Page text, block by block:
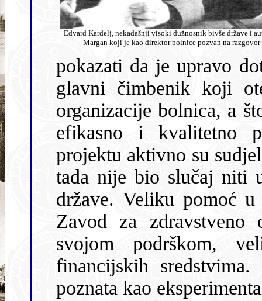
Edvard Kardelj, nekadašnji visoki dužnosnik bivše države i autor teksta dr. Ivan
Margan koji je kao direktor
pokazati da je upravo dotadašnje financiranje bolničke službe
glavni čimbenik koji otežava potrebne
organizacije bolnica, a što, opet,
efikasno i kvalitetno
projektu aktivno su
tada nije bio slučaj niti u jednoj zdravstvenoj ustanovi bivše
države. Veliku pomoć u provođenju tog projekta pružio
Zavod za zdravstveno
svojom podrškom,
financijskih sredstvima. Tako je bolnica u Sušaku postala